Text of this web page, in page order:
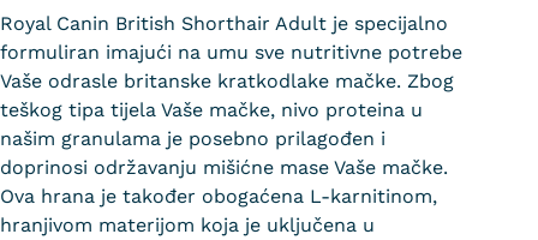
Royal Canin British Shorthair Adult je specijalno
formuliran imajući na umu sve nutritivne potrebe
Vaše odrasle britanske kratkodlake mačke. Zbog
teškog tipa tijela Vaše mačke, nivo proteina u
našim granulama je posebno prilagođen i
doprinosi održavanju mišićne mase Vaše mačke.
Ova hrana je također obogaćena L-karnitinom,
hranjivom materijom koja je uključena u